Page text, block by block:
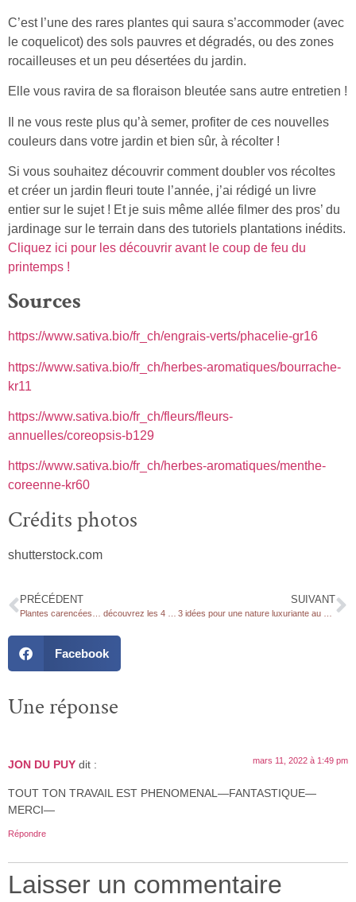
C’est l’une des rares plantes qui saura s’accommoder (avec
le coquelicot) des sols pauvres et dégradés, ou des zones
rocailleuses et un peu désertées du jardin.
Elle vous ravira de sa floraison bleutée sans autre entretien !
Il ne vous reste plus qu’à semer, profiter de ces nouvelles
couleurs dans votre jardin et bien sûr, à récolter !
Si vous souhaitez découvrir comment doubler vos récoltes
et créer un jardin fleuri toute l’année, j’ai rédigé un livre
entier sur le sujet ! Et je suis même allée filmer des pros’ du
jardinage sur le terrain dans des tutoriels plantations inédits.
Cliquez ici pour les découvrir avant le coup de feu du
printemps !
Sources
https://www.sativa.bio/fr_ch/engrais-verts/phacelie-gr16
https://www.sativa.bio/fr_ch/herbes-aromatiques/bourrache-
kr11
https://www.sativa.bio/fr_ch/fleurs/fleurs-
annuelles/coreopsis-b129
https://www.sativa.bio/fr_ch/herbes-aromatiques/menthe-
coreenne-kr60
Crédits photos
shutterstock.com
PRÉCÉDENT SUIVANT
Facebook
Une réponse
JON DU PUY dit : mars 11, 2022 à 1:49 pm
TOUT TON TRAVAIL EST PHENOMENAL—FANTASTIQUE—
MERCI—
Répondre
Laisser un commentaire